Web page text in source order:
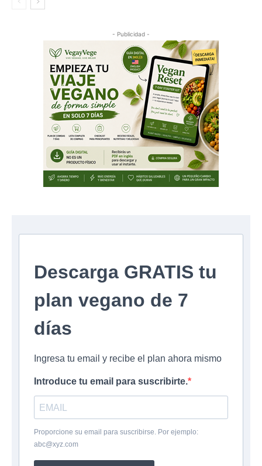
- Publicidad -
Descarga GRATIS tu
plan vegano de 7
días
Ingresa tu email y recibe el plan ahora mismo
Introduce tu email para suscribirte.
Proporcione su email para suscribirse. Por ejemplo:
abc@xyz.com